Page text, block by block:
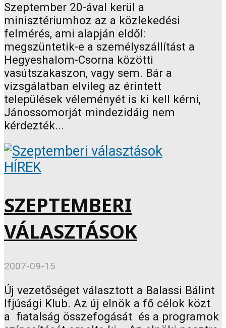
Szeptember 20-ával kerül a
minisztériumhoz az a közlekedési
felmérés, ami alapján eldől:
megszüntetik-e a személyszállítást a
Hegyeshalom-Csorna közötti
vasútszakaszon, vagy sem. Bár a
vizsgálatban elvileg az érintett
települések véleményét is ki kell kérni,
Jánossomorját mindezidáig nem
kérdezték...
HÍREK
SZEPTEMBERI
VÁLASZTÁSOK
2007-09-15
Új vezetőséget választott a Balassi Bálint
Ifjúsági Klub. Az új elnök a fő célok közt
a fiatalság összefogását és a programok